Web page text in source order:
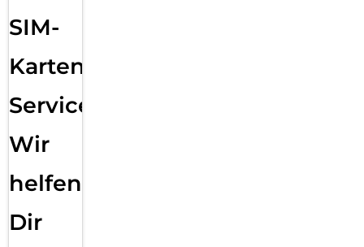
SIM-
Karten
Service:
Wir
helfen
Dir